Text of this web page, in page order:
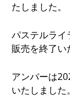
たしました。
パステルラ
販売を終了い
アンバーは
いたしました。